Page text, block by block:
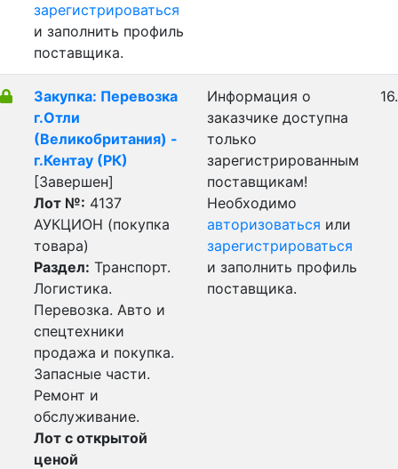
зарегистрироваться
и заполнить профиль
поставщика.
Закупка: Перевозка
г.Отли
(Великобритания) -
г.Кентау (РК)
[Завершен]
Лот №: 4137
АУКЦИОН (покупка
товара)
Раздел: Транспорт.
Логистика.
Перевозка. Авто и
спецтехники
продажа и покупка.
Запасные части.
Ремонт и
обслуживание.
Лот с открытой
ценой
Информация о
заказчике доступна
только
зарегистрированным
поставщикам!
Необходимо
авторизоваться или
зарегистрироваться
и заполнить профиль
поставщика.